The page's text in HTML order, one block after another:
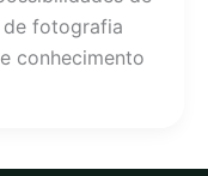
de fotografia
conhecimento